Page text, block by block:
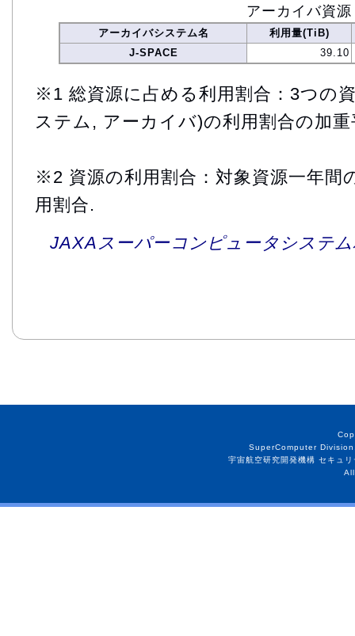
アーカイバ資源
アーカイバシステム名
利用量(TiB)
J-SPACE
39.10
※1 総資源に占める利用割合：3つの
ステム, アーカイバ)の利用割合の加重
※2 資源の利用割合：対象資源一年間
用割合.
JAXAスーパーコンピュータシステ
SuperComputer
宇宙航空研究開発機構 セキュ